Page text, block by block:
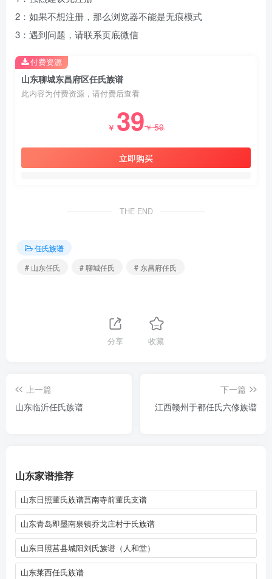
2：如果不想注册，那么浏览器不能是无痕模式
3：遇到问题，请联系页底微信
山东聊城东昌府区任氏族谱
此内容为付费资源，请付费后查看
￥ 39￥59
立即购买
付费资源
THE END
任氏族谱
# 山东任氏
# 聊城任氏 # 东昌府任氏
分享 收藏
上一篇
山东临沂任氏族谱
下一篇
江西赣州于都任氏六修族谱
山东家谱推荐
山东日照董氏族谱莒南寺前董氏支谱
山东青岛即墨南泉镇乔戈庄村于氏族谱
山东日照莒县城阳刘氏族谱（人和堂）
山东莱西任氏族谱